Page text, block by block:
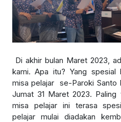
Di akhir bulan Maret 2023,
kami. Apa itu? Yang spesial
misa pelajar se-Paroki Santo
Jumat 31 Maret 2023.
misa pelajar ini terasa
pelajar mulai diadakan